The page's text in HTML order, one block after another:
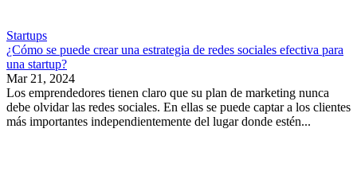
Startups
¿Cómo se puede crear una estrategia de redes sociales efectiva para
una startup?
Mar 21, 2024
Los emprendedores tienen claro que su plan de marketing nunca
debe olvidar las redes sociales. En ellas se puede captar a los clientes
más importantes independientemente del lugar donde estén...